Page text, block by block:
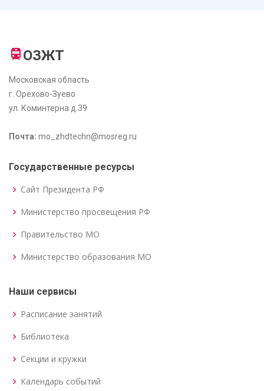
ОЗЖТ
Московская область
г. Орехово-Зуево
ул. Коминтерна д.39
Почта: mo_zhdtechn@mosreg.ru
Государственные ресурсы
Сайт Президента РФ
Министерство просвещения РФ
Правительство МО
Министерство образования МО
Наши сервисы
Расписание занятий
Библиотека
Секции и кружки
Календарь событий